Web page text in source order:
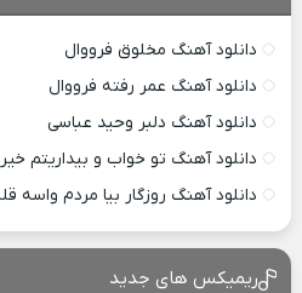
دانلود آهنگ مخلوق فرووال
دانلود آهنگ عمر رفته فرووال
دانلود آهنگ دلبر وحید عباسی
دانلود آهنگ تو خواب و بیداریتم
دانلود آهنگ روزگار بیا مردم واسه
ریمیکس های جدید